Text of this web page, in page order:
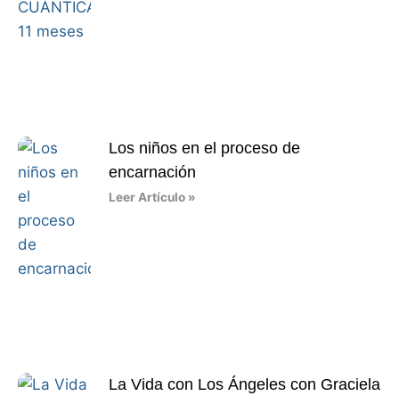
Los niños en el proceso de
encarnación
Leer Artículo »
La Vida con Los Ángeles con Graciela